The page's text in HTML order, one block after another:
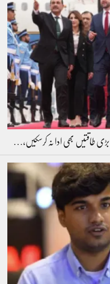
بڑی طاقتیں بھی ادا نہ کرسکیں،…